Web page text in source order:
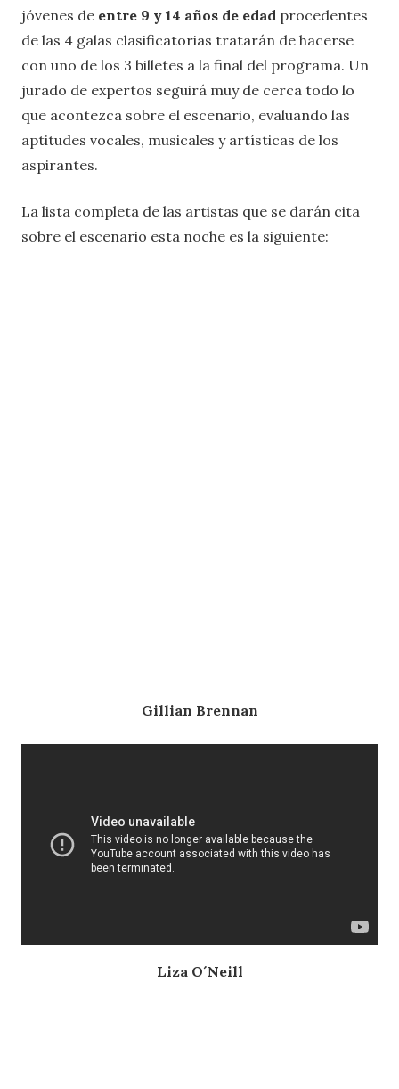
jóvenes de entre 9 y 14 años de edad procedentes
de las 4 galas clasificatorias tratarán de hacerse
con uno de los 3 billetes a la final del programa. Un
jurado de expertos seguirá muy de cerca todo lo
que acontezca sobre el escenario, evaluando las
aptitudes vocales, musicales y artísticas de los
aspirantes.
La lista completa de las artistas que se darán cita
sobre el escenario esta noche es la siguiente:
Gillian Brennan
Liza O´Neill